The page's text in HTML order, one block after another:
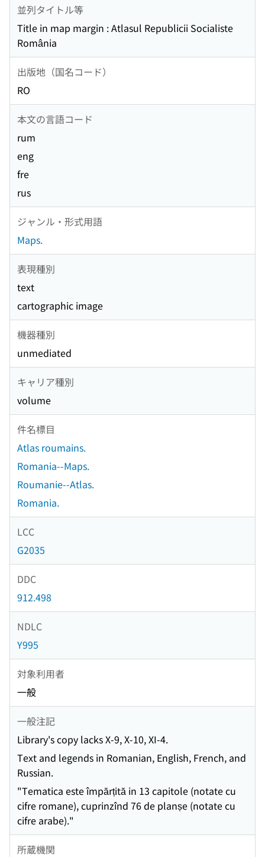
並列タイトル等
Title in map margin : Atlasul Republicii Socialiste
România
出版地（国名コード）
RO
本文の言語コード
rum
eng
fre
rus
ジャンル・形式用語
Maps.
表現種別
text
cartographic image
機器種別
unmediated
キャリア種別
volume
件名標目
Atlas roumains.
Romania--Maps.
Roumanie--Atlas.
Romania.
LCC
G2035
DDC
912.498
NDLC
Y995
対象利用者
一般
一般注記
Library's copy lacks X-9, X-10, XI-4.
Text and legends in Romanian, English, French, and
Russian.
"Tematica este împărțită in 13 capitole (notate cu
cifre romane), cuprinzînd 76 de planșe (notate cu
cifre arabe)."
所蔵機関